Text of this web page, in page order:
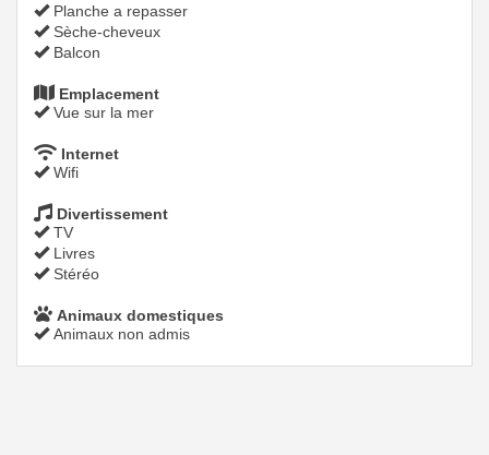
Planche a repasser
Sèche-cheveux
Balcon
Emplacement
Vue sur la mer
Internet
Wifi
Divertissement
TV
Livres
Stéréo
Animaux domestiques
Animaux non admis